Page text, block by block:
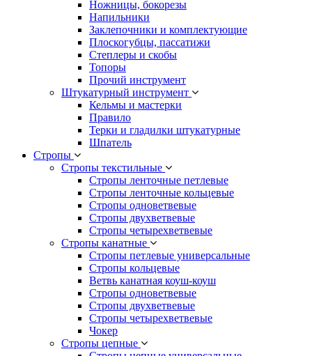
Ножницы, бокорезы
Напильники
Заклепочники и комплектующие
Плоскогубцы, пассатижи
Степлеры и скобы
Топоры
Прочий инструмент
Штукатурный инструмент
Кельмы и мастерки
Правило
Терки и гладилки штукатурные
Шпатель
Стропы
Стропы текстильные
Стропы ленточные петлевые
Стропы ленточные кольцевые
Стропы одноветвевые
Стропы двухветвевые
Стропы четырехветвевые
Стропы канатные
Стропы петлевые универсальные
Стропы кольцевые
Ветвь канатная коуш-коуш
Стропы одноветвевые
Стропы двухветвевые
Стропы четырехветвевые
Чокер
Стропы цепные